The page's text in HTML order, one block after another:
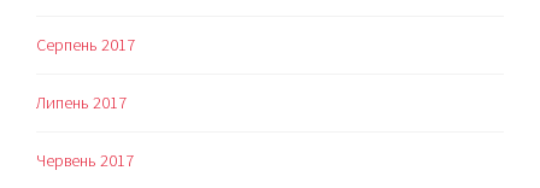
Серпень 2017
Липень 2017
Червень 2017